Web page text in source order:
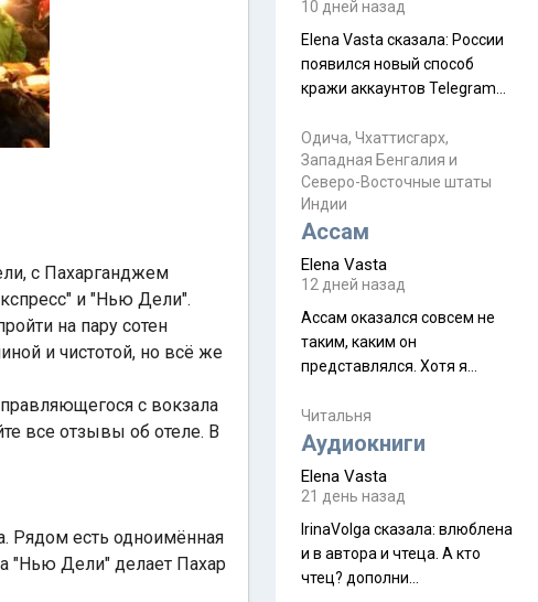
с Пахарганджем
и "Нью Дели".
на пару сотен
и чистотой, но всё же
с вокзала
все отзывы об отеле. В
Рядом есть одноимённая
"Нью Дели" делает Пахар
отзывов. По мне – сплошная
физуха, долгий спуск, потом
подъем по этому же пути.
Пока
10 дней назад
Elena Vasta сказалa: России
появился новый способ
кражи аккаунтов Telegram
Прочитайте! У моих двух
знакомых вот так увели
аккаунты
Одича, Чхаттисгарх,
Западная Бенгалия и
Северо-Восточные штаты
Индии
Ассам
Elena Vasta
12 дней назад
Ассам оказался совсем не
таким, каким он
представлялся. Хотя я
краешек, но все же схватила
ауру штата, как-то он меня
природа, мягкие
такая как бы переходная
ступень между привычной
нам Индией и остальными
Читальня
Аудиокниги
Elena Vasta
21 день назад
IrinaVolga сказалa: влюблена
и в автора и чтеца. А кто
чтец? дополни